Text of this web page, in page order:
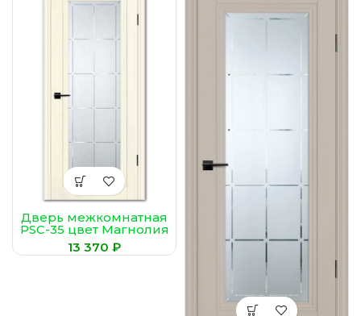
Дверь межкомнатная
PSC-35 цвет Магнолия
(Сатинат,
гравированное)
₽